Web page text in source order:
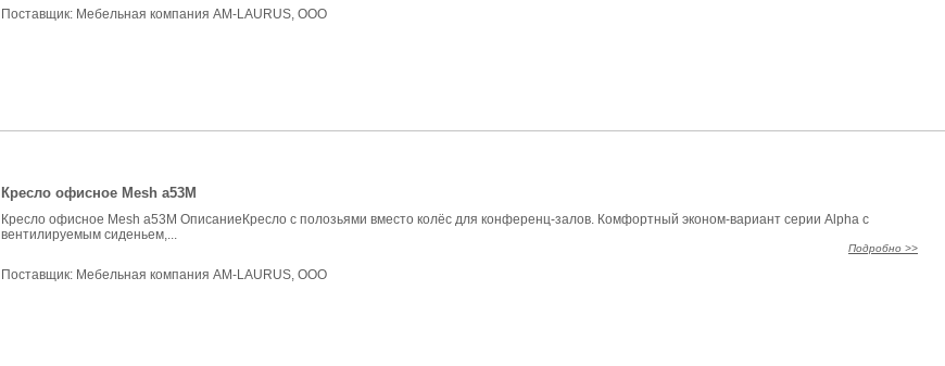
Поставщик: Мебельная компания AM-LAURUS, ООО
Кресло офисное Mesh a53M
Кресло офисное Mesh a53M ОписаниеКресло с полозьями вместо колёс для конференц-залов. Комфортный эконом-вариант серии Alpha с
вентилируемым сиденьем,...
Подробно >>
Поставщик: Мебельная компания AM-LAURUS, ООО